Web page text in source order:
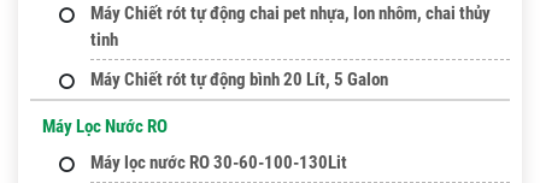
Máy Chiết rót tự động chai pet nhựa, lon nhôm, chai thủy
tinh
Máy Chiết rót tự động bình 20 Lít, 5 Galon
Máy Lọc Nước RO
Máy lọc nước RO 30-60-100-130Lit